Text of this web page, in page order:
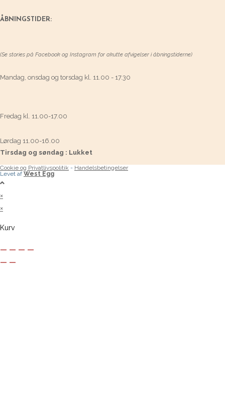
ÅBNINGSTIDER:
(Se stories på Facebook og Instagram for akutte afvigelser i åbningstiderne)
Mandag, onsdag og torsdag kl. 11.00 - 17.30
Fredag kl. 11.00-17.00
Lørdag 11.00-16.00
Tirsdag og søndag : Lukket
Cookie og Privatlivspolitik - Handelsbetingelser
Levet af West Egg
×
×
Kurv